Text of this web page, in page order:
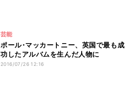
芸能
ポール･マッカートニー、英国で最も成
功したアルバムを生んだ人物に
2016/07/26 12:16